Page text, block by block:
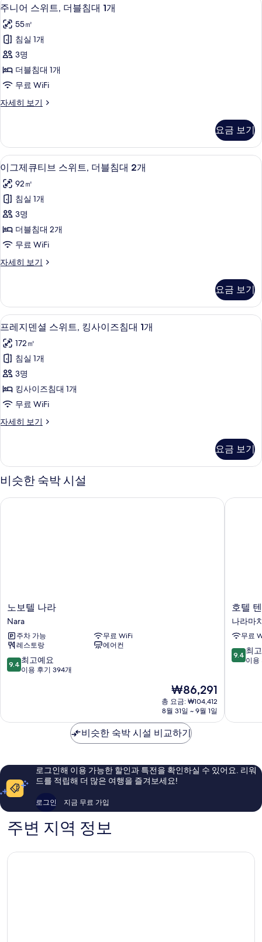
대
1
개
사
진
모
두
킹
사
이
즈
침
대
개
자
세
니
어
스
위
트,
블
대
개
사
진
모
두
보
기
9
주니어 스위트, 더블침대 1개
55㎡
침실 1개
3명
더블침대 1개
무료 WiFi
자세히 보기
주
위
트,
더
블
침
대
개
자
세
히
보
요금 보기
이
그
제
큐
티
브
위
더
블
침
대
2
개
사
진
모
기
이그제큐티브 스위트, 더블침대 2개 |
8
이그제큐티브 스위트, 더블침대 2개
92㎡
침실 1개
3명
더블침대 2개
무료 WiFi
자세히 보기
이
티
브
스
트,
더
블
침
대
2
개
자
기
요금 보기
프
레
지
덴
셜
스
트,
사
이
즈
침
두
보
기
프레지덴셜 스위트, 킹사이즈침대 1개
11
프레지덴셜 스위트, 킹사이즈침대 1개
172㎡
침실 1개
3명
킹사이즈침대 1개
무료 WiFi
자세히 보기
프
셜
스
위
트,
킹
요금 보기
비슷한 숙박 시설
노
보
텔
나
라
Nara
노보텔 나라
Nara
주차 가능
무료 WiFi
레스토랑
에어컨
10
점
점,
요,
용
후
개
9.4 최고예요
이용 후기 394개
현
재
요
₩86,291
₩86,291
총 요금: ₩104,412
8월 31일 ~ 9월 1일
노보텔 나라
호
텔
텐
피
오
나
마
호텔
나라마
무료
10
점
최
이
용
9.4 최
이용
호텔 텐
비슷한 숙박 시설 비교하기
로그인해 이용 가능한 할인과 특전을 확인하실 수 있어요. 리워
드를 적립해 더 많은 여행을 즐겨보세요!
로그인 지금 무료 가입
주변 지역 정보